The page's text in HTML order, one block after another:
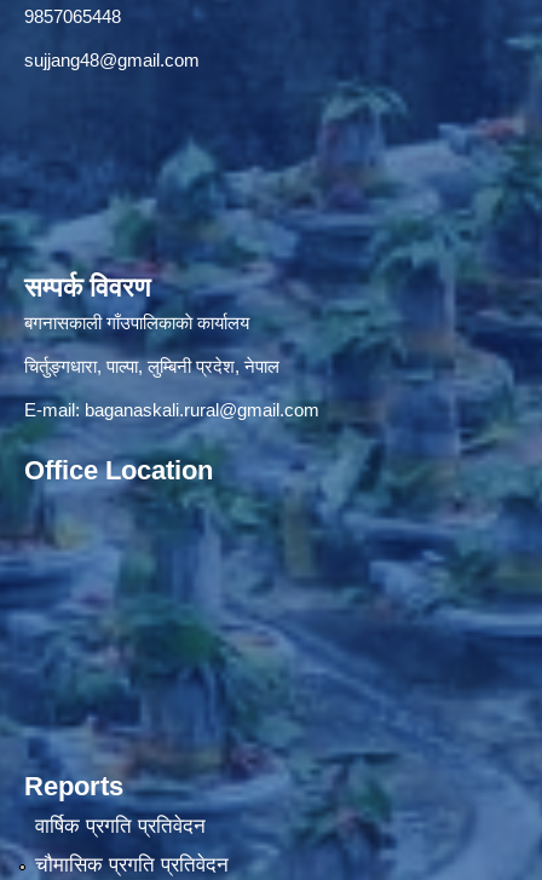
9857065448
sujjang48@gmail.com
सम्पर्क विवरण
बगनासकाली गाँउपालिकाकाे कार्यालय
चिर्तुङ्गधारा, पाल्पा, लुम्बिनी प्रदेश, नेपाल
E-mail: baganaskali.rural@gmail.com
Office Location
Reports
वार्षिक प्रगति प्रतिवेदन
चौमासिक प्रगति प्रतिवेदन